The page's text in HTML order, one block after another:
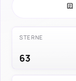
STERNE
63